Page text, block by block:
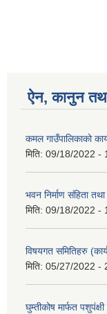
ऐन, कानुन तथा
कमल गाउँपालिकाको
मिति: 09/18/2022 -
भवन निर्माण संहिता
मिति: 09/18/2022 -
विषयगत समितिहरु
मिति: 05/27/2022 -
घुम्तीकोष मार्फत